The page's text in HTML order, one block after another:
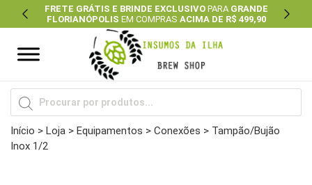
FRETE GRÁTIS E BRINDE EXCLUSIVOPARA GRANDE
FLORIANÓPOLIS EM COMPRAS ACIMA DE R$ 499,90
Previous Next
Pesquisar
produtos
Início > Loja > Equipamentos > Conexões > Tampão/Bujão
Inox 1/2